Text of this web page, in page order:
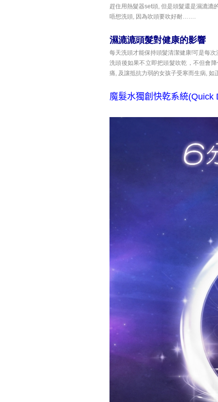
趕住用熱髮器set頭, 但是頭髮還是濕漉
唔想洗頭, 因為吹頭要吹好耐…….
濕漉漉頭髮對健康的影響
每天洗頭才能保持頭髮清潔健康!可是每
洗頭後如果不立即把頭髮吹乾，不但會
痛, 及讓抵抗力弱的女孩子受寒而生病,
魔髮水獨創快乾系統(Quick